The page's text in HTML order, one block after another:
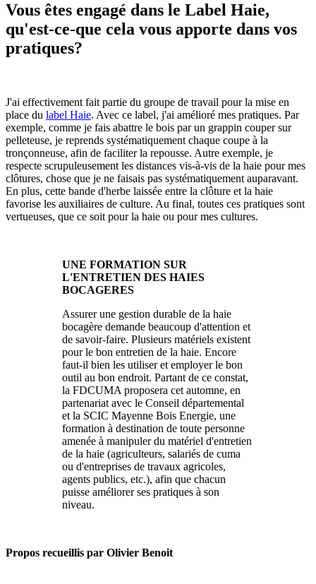
Vous êtes engagé dans le Label Haie,
qu'est-ce-que cela vous apporte dans vos
pratiques?
J'ai effectivement fait partie du groupe de travail pour la mise en
place du label Haie. Avec ce label, j'ai amélioré mes pratiques. Par
exemple, comme je fais abattre le bois par un grappin couper sur
pelleteuse, je reprends systématiquement chaque coupe à la
tronçonneuse, afin de faciliter la repousse. Autre exemple, je
respecte scrupuleusement les distances vis-à-vis de la haie pour mes
clôtures, chose que je ne faisais pas systématiquement auparavant.
En plus, cette bande d'herbe laissée entre la clôture et la haie
favorise les auxiliaires de culture. Au final, toutes ces pratiques sont
vertueuses, que ce soit pour la haie ou pour mes cultures.
UNE FORMATION SUR
L'ENTRETIEN DES HAIES
BOCAGERES
Assurer une gestion durable de la haie
bocagère demande beaucoup d'attention et
de savoir-faire. Plusieurs matériels existent
pour le bon entretien de la haie. Encore
faut-il bien les utiliser et employer le bon
outil au bon endroit. Partant de ce constat,
la FDCUMA proposera cet automne, en
partenariat avec le Conseil départemental
et la SCIC Mayenne Bois Energie, une
formation à destination de toute personne
amenée à manipuler du matériel d'entretien
de la haie (agriculteurs, salariés de cuma
ou d'entreprises de travaux agricoles,
agents publics, etc.), afin que chacun
puisse améliorer ses pratiques à son
niveau.
Propos recueillis par Olivier Benoit